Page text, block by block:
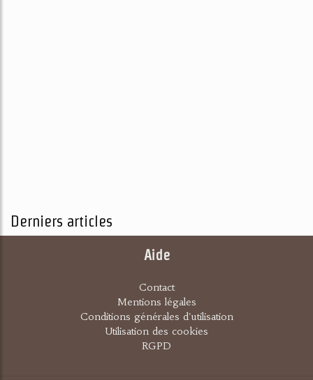
Derniers articles
Aide
Contact
Mentions légales
Conditions générales d'utilisation
Utilisation des cookies
RGPD